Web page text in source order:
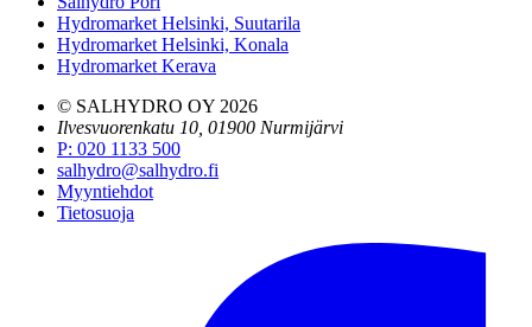
Hydromarket Helsinki, Suutarila
Hydromarket Helsinki, Konala
Hydromarket Kerava
© SALHYDRO OY 2026
Ilvesvuorenkatu 10, 01900 Nurmijärvi
P: 020 1133 500
salhydro@salhydro.fi
Myyntiehdot
Tietosuoja